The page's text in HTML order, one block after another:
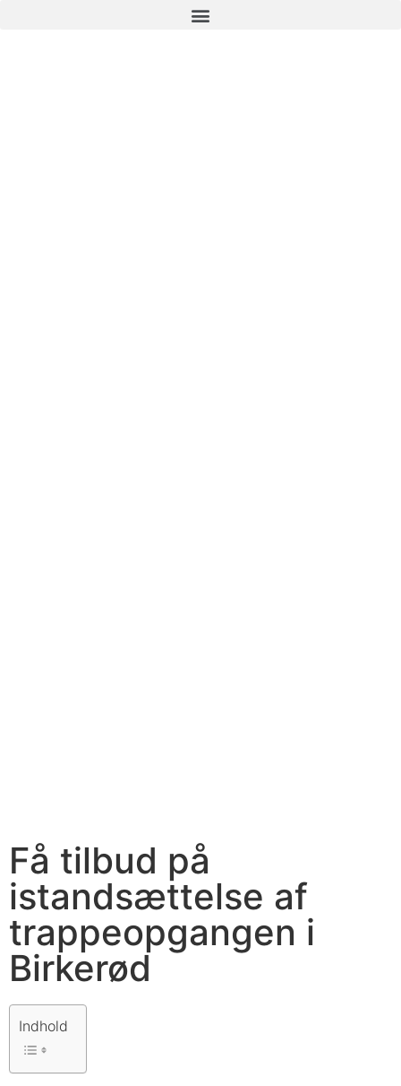
Få tilbud på
istandsættelse af
trappeopgangen i
Birkerød
Indhold